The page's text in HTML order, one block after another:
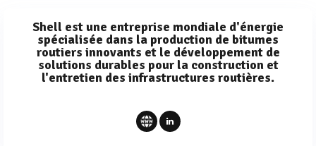
Shell est une entreprise mondiale d'énergie
spécialisée dans la production de bitumes
routiers innovants et le développement de
solutions durables pour la construction et
l'entretien des infrastructures routières.